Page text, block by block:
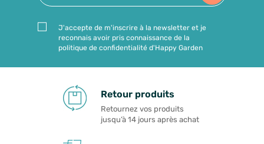
J'accepte de m'inscrire à la newsletter et je
reconnais avoir pris connaissance de la
politique de confidentialité d'Happy Garden
Retour produits
Retournez vos produits
jusqu’à 14 jours après achat